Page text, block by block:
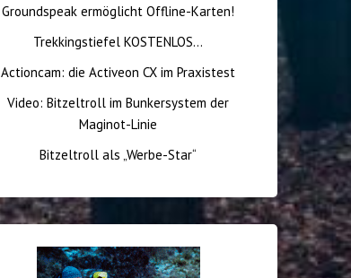
Groundspeak ermöglicht Offline-Karten!
Trekkingstiefel KOSTENLOS…
Actioncam: die Activeon CX im Praxistest
Video: Bitzeltroll im Bunkersystem der
Maginot-Linie
Bitzeltroll als „Werbe-Star“